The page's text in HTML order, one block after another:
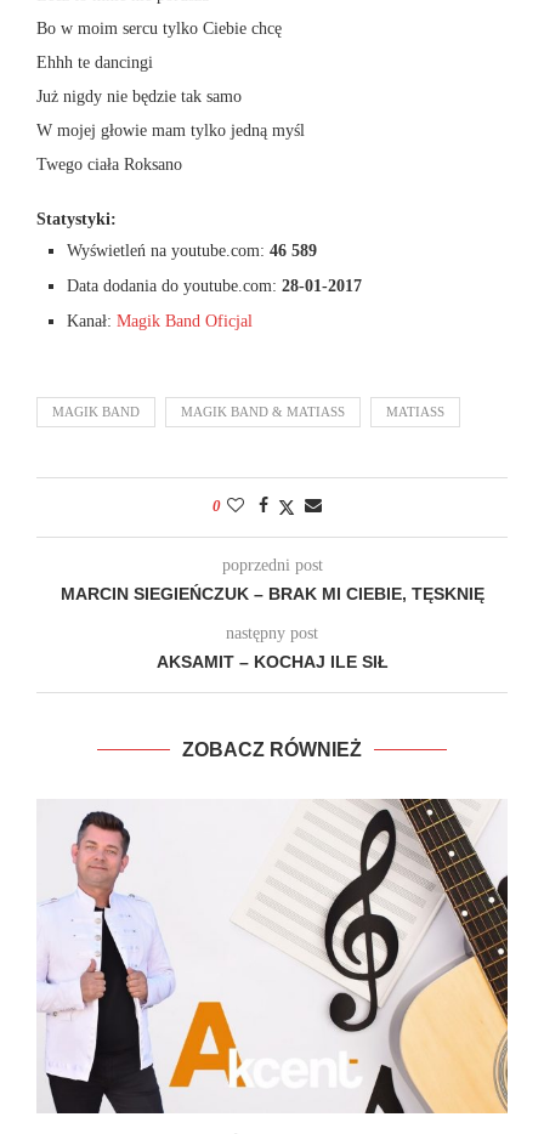
Bo w moim sercu tylko Ciebie chcę
Ehhh te dancingi
Już nigdy nie będzie tak samo
W mojej głowie mam tylko jedną myśl
Twego ciała Roksano
Statystyki:
Wyświetleń na youtube.com: 46 589
Data dodania do youtube.com: 28-01-2017
Kanał: Magik Band Oficjal
MAGIK BAND MAGIK BAND & MATIASS MATIASS
0
poprzedni post
MARCIN SIEGIEŃCZUK – BRAK MI CIEBIE, TĘSKNIĘ
następny post
AKSAMIT – KOCHAJ ILE SIŁ
ZOBACZ RÓWNIEŻ